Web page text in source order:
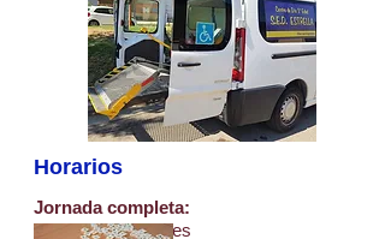
Horarios
Jornada completa:
de lunes a viernes